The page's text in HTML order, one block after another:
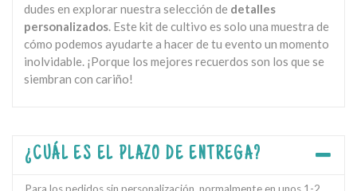
dudes en explorar nuestra selección de detalles
personalizados. Este kit de cultivo es solo una muestra de
cómo podemos ayudarte a hacer de tu evento un momento
inolvidable. ¡Porque los mejores recuerdos son los que se
siembran con cariño!
¿CUÁL ES EL PLAZO DE ENTREGA?